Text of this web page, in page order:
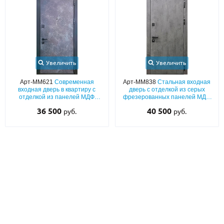
С реечным дизайном
ПО НАЗНАЧЕНИЮ
ПО ОСОБЕННОСТЯМ
ПО КОНСТРУКЦИИ
Популярные двери
Двери со скидкой
Увеличить
Арт-ММ621 Современная
входная дверь в квартиру с
отделкой из панелей МДФ
36 500 руб.
Увеличить
Арт-ММ838Стальная входная
дверь с отделкой из серых
фрезерованных панелей МДФ
сторон
40 500 руб.